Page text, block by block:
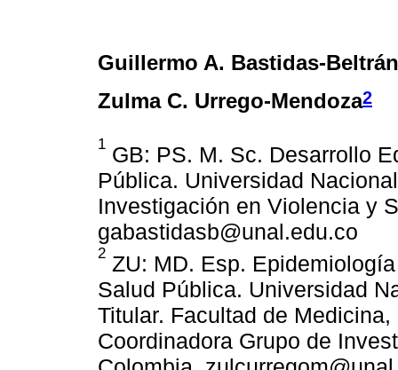
Guillermo A. Bastidas-Beltrán
Zulma C. Urrego-Mendoza2
1 GB: PS. M. Sc. Desarrollo
Pública. Universidad
Investigación en Violencia y
gabastidasb@unal.edu.co
2 ZU: MD. Esp.
Salud Pública. Universidad
Titular. Facultad de
Coordinadora Grupo de